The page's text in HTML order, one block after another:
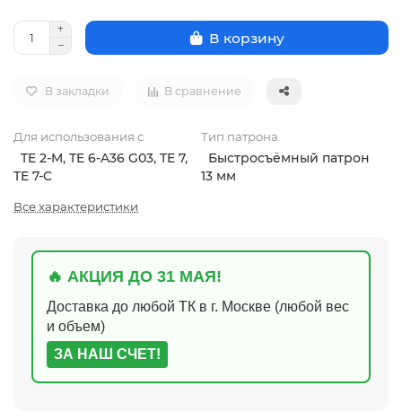
В корзину
В закладки В сравнение
Для использования с
TE 2-M, TE 6-A36 G03, TE 7,
TE 7-C
Тип патрона
Быстросъёмный патрон
13 мм
Все характеристики
🔥 АКЦИЯ ДО 31 МАЯ!
Доставка до любой ТК в г. Москве (любой вес
и объем)
ЗА НАШ СЧЕТ!